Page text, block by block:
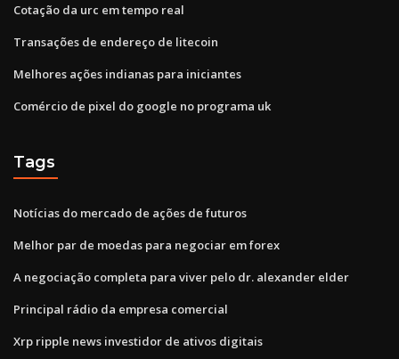
Cotação da urc em tempo real
Transações de endereço de litecoin
Melhores ações indianas para iniciantes
Comércio de pixel do google no programa uk
Tags
Notícias do mercado de ações de futuros
Melhor par de moedas para negociar em forex
A negociação completa para viver pelo dr. alexander elder
Principal rádio da empresa comercial
Xrp ripple news investidor de ativos digitais